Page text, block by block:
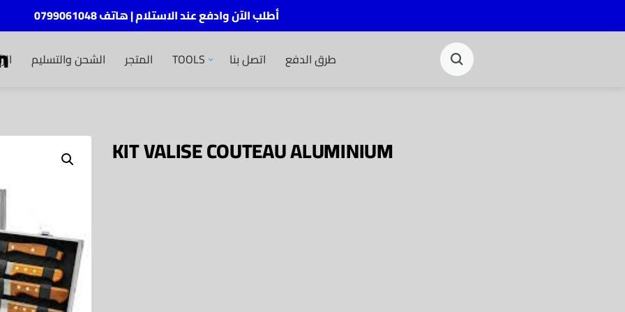
أطلب الآن وادفع عند الاستلام | هاتف 0799061048
الشحن والتسليم المتجر TOOLS اتصل بنا طرق الدفع
KIT VALISE COUTEAU ALUMINIUM